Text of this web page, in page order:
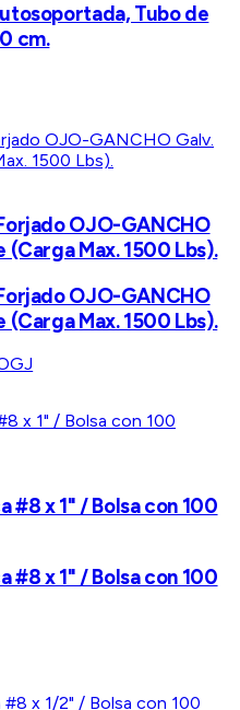
Tubo de
cm.
OJO-GANCHO
(Carga Max. 1500 Lbs).
OJO-GANCHO
(Carga Max. 1500 Lbs).
#8 x 1" / Bolsa con 100
#8 x 1" / Bolsa con 100